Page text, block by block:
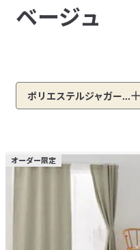
ベージュ
ポリエステルジャガー...
オーダー限定